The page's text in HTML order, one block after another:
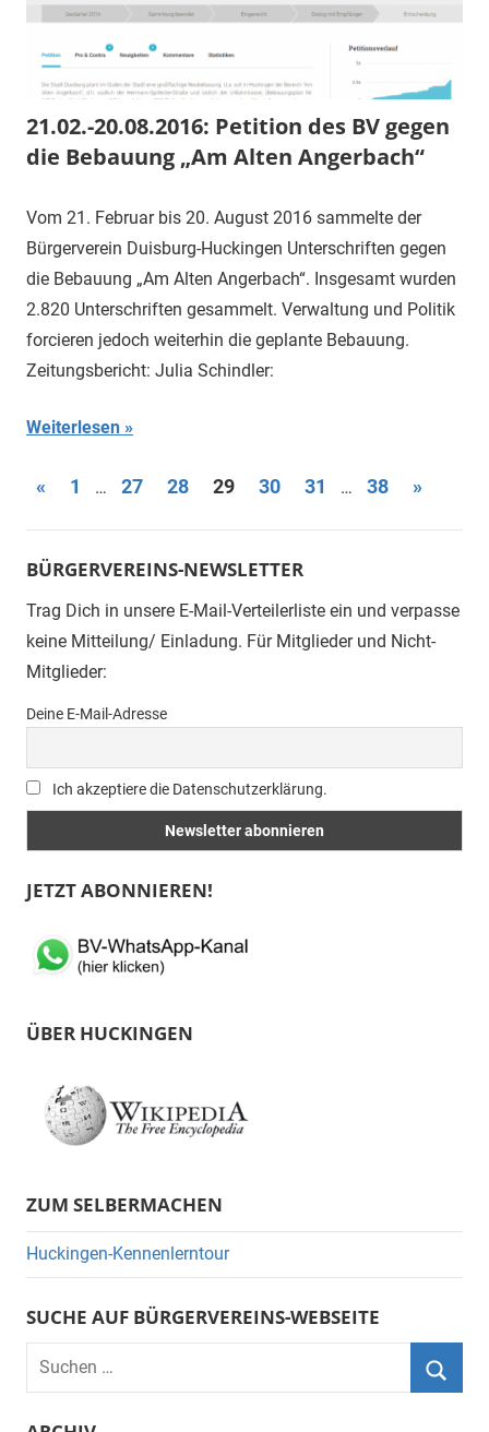
21.02.-20.08.2016: Petition des BV gegen
die Bebauung „Am Alten Angerbach“
Vom 21. Februar bis 20. August 2016 sammelte der
Bürgerverein Duisburg-Huckingen Unterschriften gegen
die Bebauung „Am Alten Angerbach“. Insgesamt wurden
2.820 Unterschriften gesammelt. Verwaltung und Politik
forcieren jedoch weiterhin die geplante Bebauung.
Zeitungsbericht: Julia Schindler:
Weiterlesen
Seitennummerierung
der
Beiträge
« Vorherige
1 … 27 28 29 30 31 … 38
Nächste
»
BÜRGERVEREINS-NEWSLETTER
Trag Dich in unsere E-Mail-Verteilerliste ein und verpasse
keine Mitteilung/ Einladung. Für Mitglieder und Nicht-
Mitglieder:
Deine E-Mail-Adresse
Ich akzeptiere die Datenschutzerklärung.
JETZT ABONNIEREN!
ÜBER HUCKINGEN
ZUM SELBERMACHEN
Huckingen-Kennenlerntour
SUCHE AUF BÜRGERVEREINS-WEBSEITE
Suchen
nach: